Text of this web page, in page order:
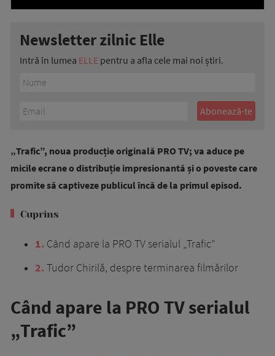
Newsletter zilnic Elle
Intră în lumea ELLE pentru a afla cele mai noi știri.
„Trafic”, noua producție originală PRO TV; va aduce pe
micile ecrane o distribuție impresionantă și o poveste care
promite să captiveze publicul încă de la primul episod.
Cuprins
1 Când apare la PRO TV serialul „Trafic”
2 Tudor Chirilă, despre terminarea filmărilor
Când apare la PRO TV serialul
„Trafic”